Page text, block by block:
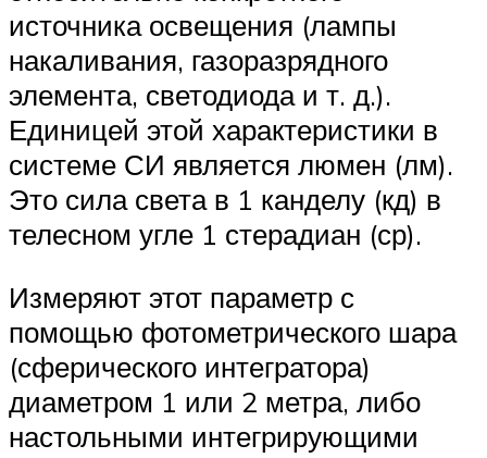
источника освещения (лампы
накаливания, газоразрядного
элемента, светодиода и т. д.).
Единицей этой характеристики в
системе СИ является люмен (лм).
Это сила света в 1 канделу (кд) в
телесном угле 1 стерадиан (ср).
Измеряют этот параметр с
помощью фотометрического шара
(сферического интегратора)
диаметром 1 или 2 метра, либо
настольными интегрирующими